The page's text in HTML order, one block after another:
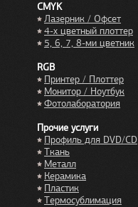
CMYK
Лазерник / Офсет
4-х цветный плоттер
5, 6, 7, 8-ми цветник
RGB
Принтер / Плоттер
Монитор / Ноутбук
Фотолаборатория
Прочие услуги
Профиль для DVD/CD
Ткань
Металл
Керамика
Пластик
Термосублимация